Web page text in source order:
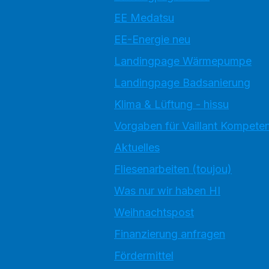
EE Medatsu
EE-Energie neu
Landingpage Wärmepumpe
Landingpage Badsanierung
Klima & Lüftung - hissu
Vorgaben für Vaillant
Aktuelles
Fliesenarbeiten (toujou)
Was nur wir haben HI
Weihnachtspost
Finanzierung anfragen
Fördermittel